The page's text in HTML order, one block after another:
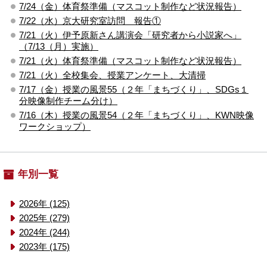
7/24（金）体育祭準備（マスコット制作など状況報告）
7/22（水）京大研究室訪問 報告①
7/21（火）伊予原新さん講演会「研究者から小説家へ」
（7/13（月）実施）
7/21（火）体育祭準備（マスコット制作など状況報告）
7/21（火）全校集会、授業アンケート、大清掃
7/17（金）授業の風景55（２年「まちづくり」、SDGs１
分映像制作チーム分け）
7/16（木）授業の風景54（２年「まちづくり」、KWN映像
ワークショップ）
年別一覧
2026年 (125)
2025年 (279)
2024年 (244)
2023年 (175)